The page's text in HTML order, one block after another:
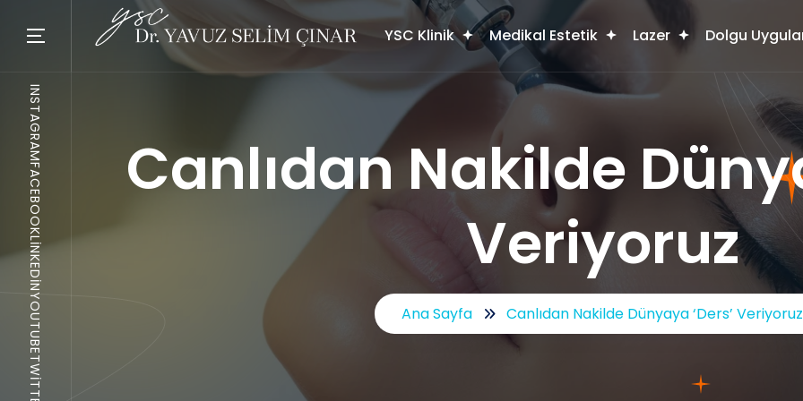
YSC Klinik Medikal Estetik Lazer Dolgu
Canlıdan Nakilde
Veriyoruz
Ana Sayfa Canlıdan Nakilde Dünyaya ‘Ders’ Veriyoruz
INSTAGRAM
FACEBOOK
LINKEDIN
YOUTUBE
TWITTER